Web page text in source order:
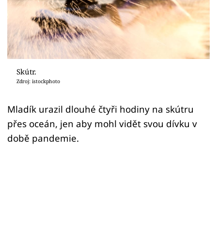
Videa
Sledujte prima+
Přihlášení
Sledujte nás
Skútr.
Zdroj: istockphoto
Mladík urazil dlouhé čtyři hodiny na skútru
přes oceán, jen aby mohl vidět svou dívku v
době pandemie.